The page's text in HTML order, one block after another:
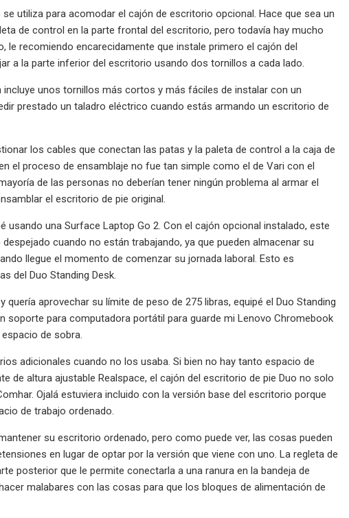
utiliza para acomodar el cajón de escritorio opcional. Hace que sea un
de control en la parte frontal del escritorio, pero todavía hay mucho
le recomiendo encarecidamente que instale primero el cajón del
a la parte inferior del escritorio usando dos tornillos a cada lado.
unos tornillos más cortos y más fáciles de instalar con un
prestado un taladro eléctrico cuando estás armando un escritorio de
los cables que conectan las patas y la paleta de control a la caja de
el proceso de ensamblaje no fue tan simple como el de Vari con el
de las personas no deberían tener ningún problema al armar el
el escritorio de pie original.
una Surface Laptop Go 2. Con el cajón opcional instalado, este
cuando no están trabajando, ya que pueden almacenar su
llegue el momento de comenzar su jornada laboral. Esto es
del Duo Standing Desk.
aprovechar su límite de peso de 275 libras, equipé el Duo Standing
soporte para computadora portátil para guarde mi Lenovo Chromebook
de sobra.
adicionales cuando no los usaba. Si bien no hay tanto espacio de
altura ajustable Realspace, el cajón del escritorio de pie Duo no solo
Ojalá estuviera incluido con la versión base del escritorio porque
de trabajo ordenado.
su escritorio ordenado, pero como puede ver, las cosas pueden
en lugar de optar por la versión que viene con uno. La regleta de
posterior que le permite conectarla a una ranura en la bandeja de
malabares con las cosas para que los bloques de alimentación de